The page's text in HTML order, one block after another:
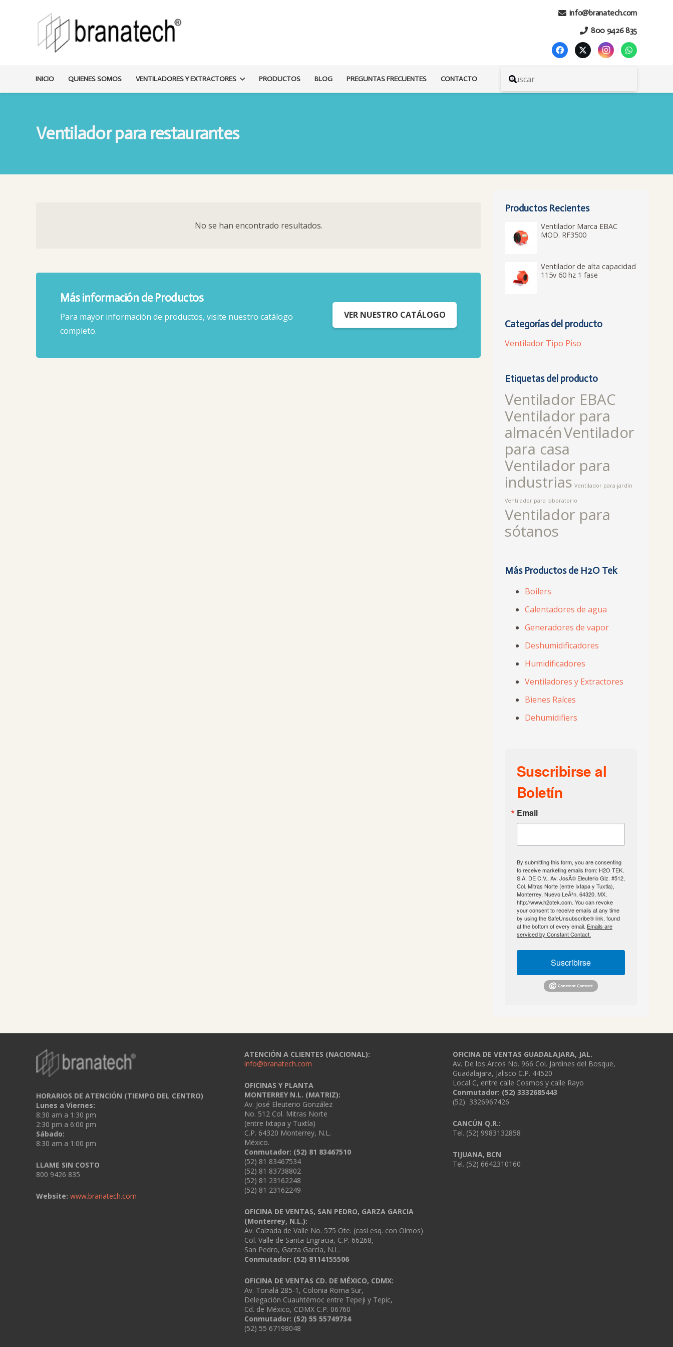
info@branatech.com
800 9426 835
INICIO QUIENES SOMOS VENTILADORES Y EXTRACTORES PRODUCTOS BLOG PREGUNTAS FRECUENTES CONTACTO
Ventilador para restaurantes
No se han encontrado resultados.
Más información de Productos
Para mayor información de productos, visite nuestro catálogo
completo.
VER NUESTRO CATÁLOGO
Productos Recientes
Ventilador Marca EBAC
MOD. RF3500
Ventilador de alta capacidad
115v 60 hz 1 fase
Categorías del producto
Ventilador Tipo Piso
Etiquetas del producto
Ventilador EBAC
Ventilador para
almacénVentilador
para casa
Ventilador para
industrias Ventilador para jardín
Ventilador para laboratorio
Ventilador para
sótanos
Más Productos de H2O Tek
Boilers
Calentadores de agua
Generadores de vapor
Deshumidificadores
Humidificadores
Ventiladores y Extractores
Bienes Raíces
Dehumidifiers
Suscribirse al
Boletín
Email
By submitting this form, you are consenting
to receive marketing emails from: H2O TEK,
S.A. DE C.V., Av. JosÃ© Eleuterio Glz. #512,
Col. Mitras Norte (entre Ixtapa y Tuxtla),
Monterrey, Nuevo LeÃ³n, 64320, MX,
http://www.h2otek.com. You can revoke
your consent to receive emails at any time
by using the SafeUnsubscribe® link, found
at the bottom of every email. Emails are
serviced by Constant Contact.
Suscribirse
HORARIOS DE ATENCIÓN (TIEMPO DEL CENTRO)
Lunes a Viernes:
8:30 am a 1:30 pm
2:30 pm a 6:00 pm
Sábado:
8:30 am a 1:00 pm
LLAME SIN COSTO
800 9426 835
Website: www.branatech.com
ATENCIÓN A CLIENTES (NACIONAL):
info@branatech.com
OFICINAS Y PLANTA
MONTERREY N.L. (MATRIZ):
Av. José Eleuterio González
No. 512 Col. Mitras Norte
(entre Ixtapa y Tuxtla)
C.P. 64320 Monterrey, N.L.
México.
Conmutador: (52) 81 83467510
(52) 81 83467534
(52) 81 83738802
(52) 81 23162248
(52) 81 23162249
OFICINA DE VENTAS, SAN PEDRO, GARZA GARCIA
(Monterrey, N.L.):
Av. Calzada de Valle No. 575 Ote. (casi esq. con Olmos)
Col. Valle de Santa Engracia, C.P. 66268,
San Pedro, Garza García, N.L.
Conmutador: (52) 8114155506
OFICINA DE VENTAS CD. DE MÉXICO, CDMX:
Av. Tonalá 285-1, Colonia Roma Sur,
Delegación Cuauhtémoc entre Tepeji y Tepic,
Cd. de México, CDMX C.P. 06760
Conmutador: (52) 55 55749734
(52) 55 67198048
OFICINA DE VENTAS GUADALAJARA, JAL.
Av. De los Arcos No. 966 Col. Jardines del Bosque,
Guadalajara, Jalisco C.P. 44520
Local C, entre calle Cosmos y calle Rayo
Conmutador: (52) 3332685443
(52) 3326967426
CANCÚN Q.R.:
Tel. (52) 9983132858
TIJUANA, BCN
Tel. (52) 6642310160